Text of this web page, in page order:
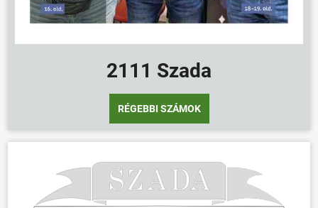
ÖNKORMÁNYZAT
HÍREK
VÁLASZTÁSOK
2111 Szada
RÉGEBBI SZÁMOK